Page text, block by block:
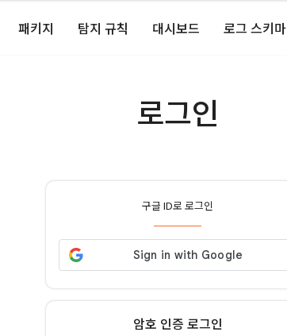
패키지 탐지 규칙 대시보드 로그 스키마
로그인
구글 ID로 로그인
암호 인증 로그인